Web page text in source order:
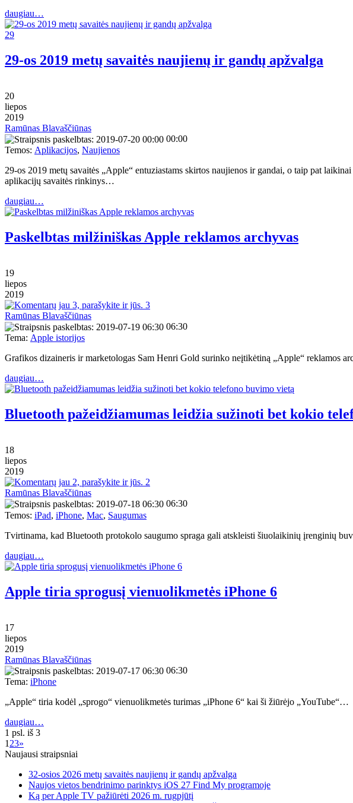
daugiau…
29
29-os 2019 metų savaitės naujienų ir gandų apžvalga
20
liepos
2019
Ramūnas Blavaščiūnas
00:00
Temos: Aplikacijos, Naujienos
29-os 2019 metų savaitės „Apple“ entuziastams skirtos naujienos ir gandai, o taip pat
aplikacijų savaitės rinkinys…
daugiau…
Paskelbtas milžiniškas Apple reklamos archyvas
19
liepos
2019
3
Ramūnas Blavaščiūnas
06:30
Tema: Apple istorijos
Grafikos dizaineris ir marketologas Sam Henri Gold surinko neįtikėtiną „Apple“ reklamos
daugiau…
Bluetooth pažeidžiamumas leidžia sužinoti bet kokio
18
liepos
2019
2
Ramūnas Blavaščiūnas
06:30
Temos: iPad, iPhone, Mac, Saugumas
Tvirtinama, kad Bluetooth protokolo saugumo spraga gali atskleisti šiuolaikinių įrenginių
daugiau…
Apple tiria sprogusį vienuolikmetės iPhone 6
17
liepos
2019
Ramūnas Blavaščiūnas
06:30
Tema: iPhone
„Apple“ tiria kodėl „sprogo“ vienuolikmetės turimas „iPhone 6“ kai ši žiūrėjo „YouTube“…
daugiau…
1 psl. iš 3
1 23»
Naujausi straipsniai
32-osios 2026 metų savaitės naujienų ir gandų apžvalga
Naujos vietos bendrinimo parinktys iOS 27 Find My programoje
Ką per Apple TV pažiūrėti 2026 m. rugpjūtį